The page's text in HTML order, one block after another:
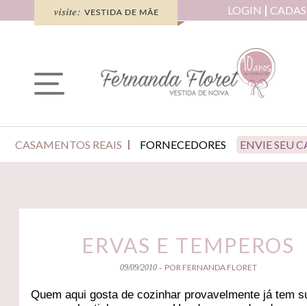
LOGIN
CASAMENTOS REAIS FORNECEDORES ENVIE SEU
ERVAS E TEMPEROS
09/09/2010 - POR FERNANDA FLORET
Quem aqui gosta de cozinhar provavelmente já tem